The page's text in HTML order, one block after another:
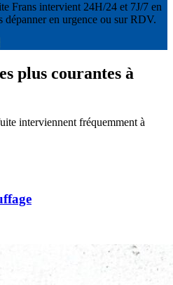
Frans intervient 24H/24 et 7J/7 en
en urgence ou sur RDV.
plus courantes à
interviennent fréquemment à